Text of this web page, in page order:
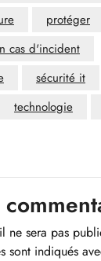
protéger
cas d'incident
sécurité it
technologie
ne sera pas
sont indiqués